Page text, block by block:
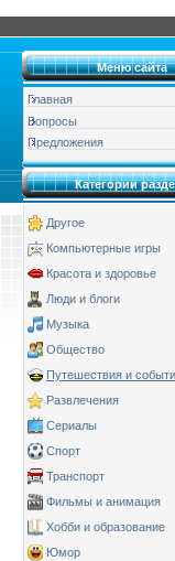
Меню сайта
Главная
Вопросы
Предложения
Категории
Другое
Компьютерные игры
Красота и здоровье
Люди и блоги
Музыка
Общество
Путешествия и
Развлечения
Сериалы
Спорт
Транспорт
Фильмы и анимация
Хобби и образование
Юмор